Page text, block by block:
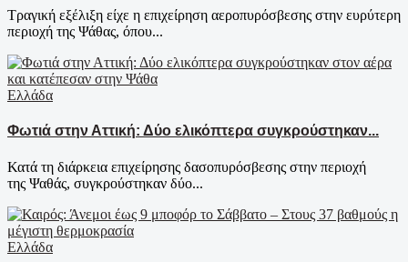
Τραγική εξέλιξη είχε η επιχείρηση αεροπυρόσβεσης στην ευρύτερη
περιοχή της Ψάθας, όπου...
Ελλάδα
Φωτιά στην Αττική: Δύο ελικόπτερα συγκρούστηκαν...
Κατά τη διάρκεια επιχείρησης δασοπυρόσβεσης στην περιοχή
της Ψαθάς, συγκρούστηκαν δύο...
Ελλάδα